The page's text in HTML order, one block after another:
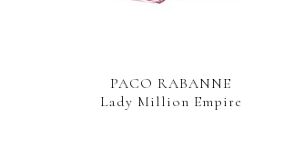
PACO RABANNE
Lady Million Empire